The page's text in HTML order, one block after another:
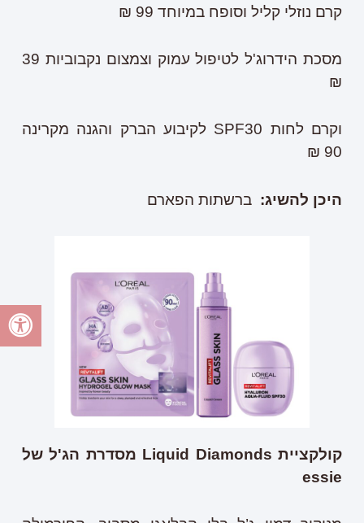
קרם נוזלי קליל וסופח במיוחד 99 ₪
מסכת הידרוג'ל לטיפול עמוק וצמצום נקבוביות 39
₪
וקרם לחות SPF30 לקיבוע הברק והגנה מקרינה
90 ₪
היכן להשיג: ברשתות הפארם
קולקצייתLiquid Diamonds
מסדרת הג'ל של
essie